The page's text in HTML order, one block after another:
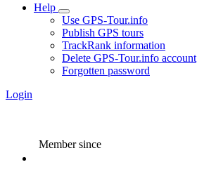
Help
Use GPS-Tour.info
Publish GPS tours
TrackRank information
Delete GPS-Tour.info account
Forgotten password
Login
Member since